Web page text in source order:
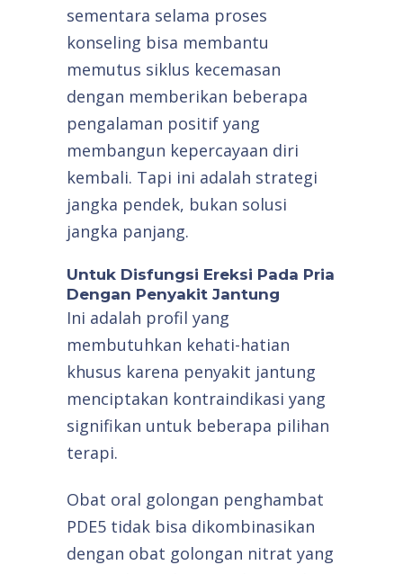
sementara selama proses
konseling bisa membantu
memutus siklus kecemasan
dengan memberikan beberapa
pengalaman positif yang
membangun kepercayaan diri
kembali. Tapi ini adalah strategi
jangka pendek, bukan solusi
jangka panjang.
Untuk Disfungsi Ereksi Pada Pria
Dengan Penyakit Jantung
Ini adalah profil yang
membutuhkan kehati-hatian
khusus karena penyakit jantung
menciptakan kontraindikasi yang
signifikan untuk beberapa pilihan
terapi.
Obat oral golongan penghambat
PDE5 tidak bisa dikombinasikan
dengan obat golongan nitrat yang